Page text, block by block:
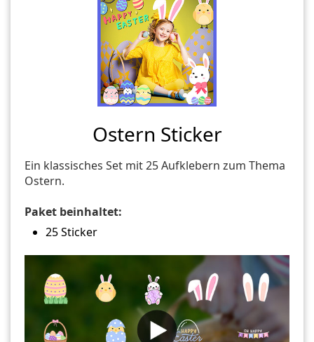
Ostern Sticker
Ein klassisches Set mit 25 Aufklebern zum Thema
Ostern.
Paket beinhaltet:
25 Sticker